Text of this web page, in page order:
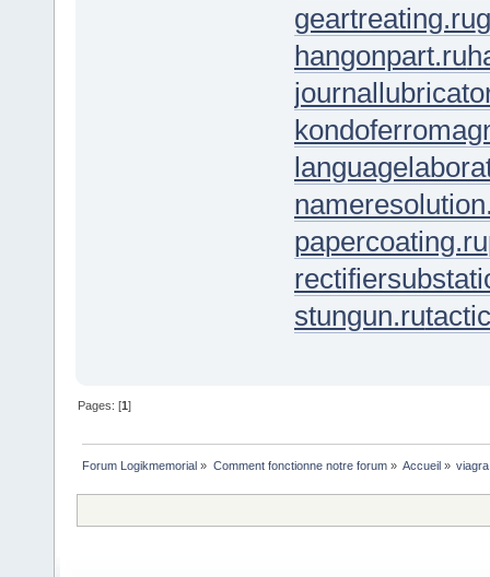
geartreating.ru
hangonpart.ru
papercoating.ru
stungun.ru
Pages: [1]
Forum Logikmemorial » Comment fonctionne notre forum» Accueil»